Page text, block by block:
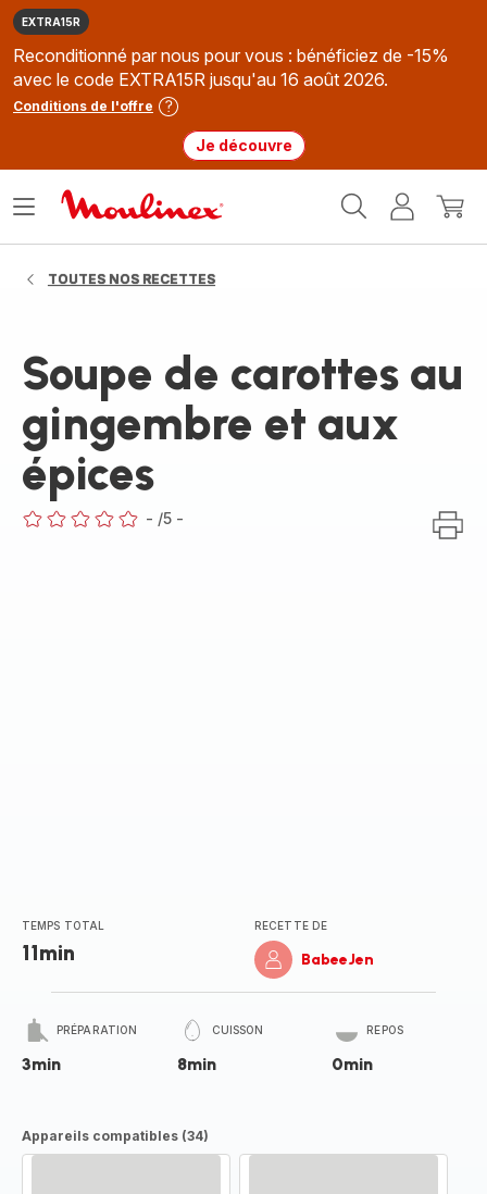
EXTRA15R
Reconditionné par nous pour vous : bénéficiez de -15%
avec le code EXTRA15R jusqu'au 16 août 2026.
Conditions de l'offre
Je découvre
MonMon
Ouvrir
TOUTES NOS RECETTES
Soupe de carottes au
gingembre et aux
épices
- /5 -
TEMPS TOTAL
11min
RECETTE DE
BabeeJen
PRÉPARATION
3min
CUISSON
8min
REPOS
0min
Appareils compatibles (34)